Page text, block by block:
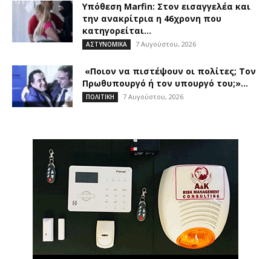
Υπόθεση Marfin: Στον εισαγγελέα και
την ανακρίτρια η 46χρονη που
κατηγορείται...
ΑΣΤΥΝΟΜΙΚΑ 7 Αυγούστου, 2026
«Ποιον να πιστέψουν οι πολίτες; Τον
Πρωθυπουργό ή τον υπουργό του;»...
ΠΟΛΙΤΙΚΗ 7 Αυγούστου, 2026